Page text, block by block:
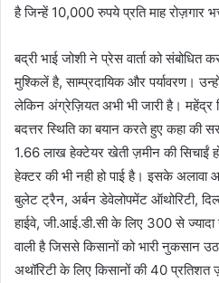
है जिन्हें 10,000 रुपये प्रति माह रोज़गार
बद्री भाई जोशी ने प्रेस वार्ता को
मुश्किलें है, साम्प्रदायिक और पर्यावरण।
लेकिन अंग्रेज़ियत अभी भी जारी है। महेंद्र
बदत्तर स्थिति का बयान करते हुए कहा की
1.66 लाख हेक्टेयर खेती ज़मीन की
हेक्टर की भी नही हो पाई है। इसके
बुलेट ट्रैन, अर्बन डेवेलोपमेंट ऑथोरिटी,
हाईवे, जी.आई.डी.सी के लिए 300 से
वाली है जिससे किसानों को भारी नुकसान
अथॉरिटी के लिए किसानों की 40